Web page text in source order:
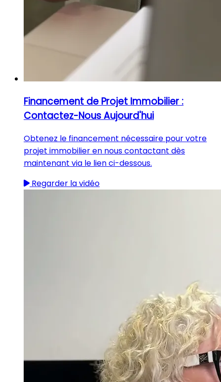
Financement de Projet Immobilier :
Contactez-Nous Aujourd'hui
Obtenez le financement nécessaire pour votre
projet immobilier en nous contactant dès
maintenant via le lien ci-dessous.
Regarder la vidéo